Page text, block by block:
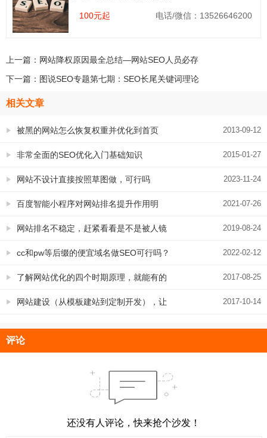
100元起 电话/微信：13526646200
上一篇： 网站降权原因最全总结—网站SEO人员必存
下一篇： 图说SEO专题第七期：SEO长尾关键词理论
相关文章
2013-09-12
被黑的网站怎么恢复权重并优化到首页
2015-01-27
非常全面的SEO优化入门基础知识
2023-11-24
网站不设计直接按照草图做，可行吗
2021-07-26
百度智能小程序对网站排名提升作用明
显，需要做智能小程序的朋友可以联系我
们
2019-08-24
网站排名不稳定，赶紧看看是不是被人镜
像了 2022-02-12
cc和pw等后缀的便宜域名做SEO可行吗？
并不可行，这里有权威官方解答 2017-08-25
了解网站优化的四个时期原理，就能有的
放矢去做SEO，这样效果更好 2017-10-14
网站建设（从模板建站到定制开发），让
评论
还没有人评论，快来抢个沙发！